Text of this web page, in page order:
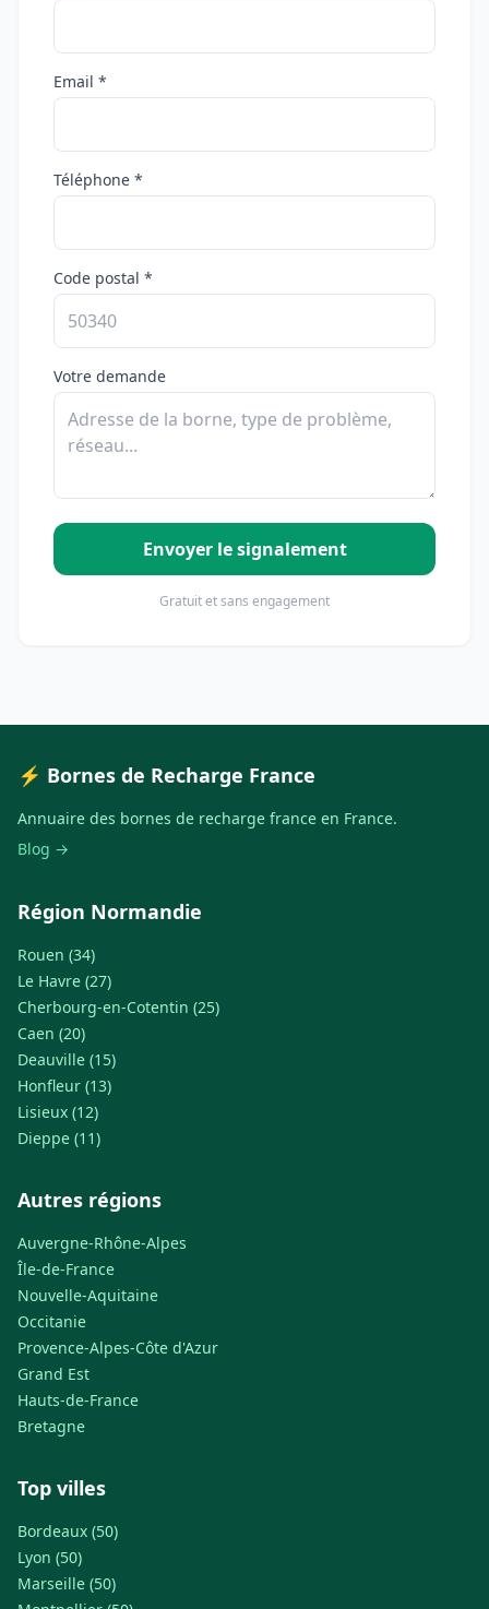
Email *
Téléphone *
Code postal *
Votre demande
Envoyer le signalement
Gratuit et sans engagement
⚡ Bornes de Recharge France
Annuaire des bornes de recharge france en France.
Blog →
Région Normandie
Rouen (34)
Le Havre (27)
Cherbourg-en-Cotentin (25)
Caen (20)
Deauville (15)
Honfleur (13)
Lisieux (12)
Dieppe (11)
Autres régions
Auvergne-Rhône-Alpes
Île-de-France
Nouvelle-Aquitaine
Occitanie
Provence-Alpes-Côte d'Azur
Grand Est
Hauts-de-France
Bretagne
Top villes
Bordeaux (50)
Lyon (50)
Marseille (50)